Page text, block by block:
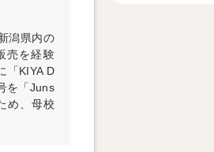
潟県内の
売を経験
「KIYA D
を「Juns
め、母校